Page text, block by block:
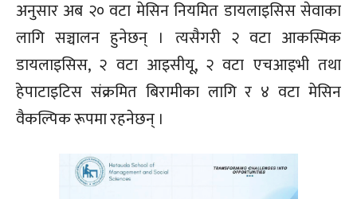
अनुसार अब २० वटा मेसिन नियमित डायलाइसिस सेवाका
लागि सञ्चालन हुनेछन् । त्यसैगरी २ वटा आकस्मिक
डायलाइसिस, २ वटा आइसीयू, २ वटा एचआइभी तथा
हेपाटाइटिस संक्रमित बिरामीका लागि र ४ वटा मेसिन
वैकल्पिक रूपमा रहनेछन् ।